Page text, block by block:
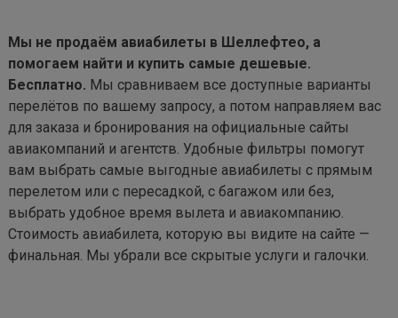
Мы не продаём авиабилеты в Шеллефтео, а
помогаем найти и купить самые дешевые.
Бесплатно. Мы сравниваем все доступные варианты
перелётов по вашему запросу, а потом направляем вас
для заказа и бронирования на официальные сайты
авиакомпаний и агентств. Удобные фильтры помогут
вам выбрать самые выгодные авиабилеты с прямым
перелетом или с пересадкой, с багажом или без,
выбрать удобное время вылета и авиакомпанию.
Стоимость авиабилета, которую вы видите на сайте —
финальная. Мы убрали все скрытые услуги и галочки.